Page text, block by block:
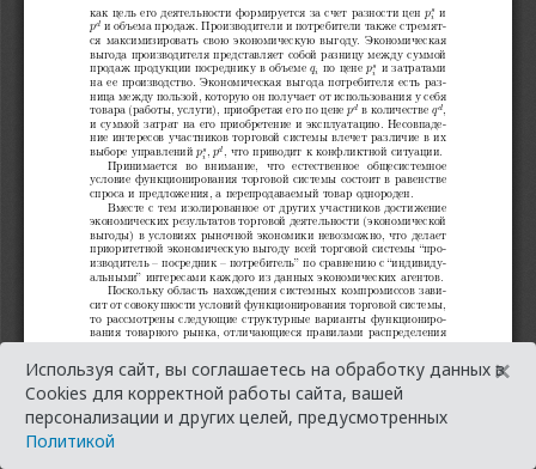
Используя сайт, вы соглашаетесь на обработку данных в
Cookies для корректной работы сайта, вашей
персонализации и других целей, предусмотренных
Политикой
×